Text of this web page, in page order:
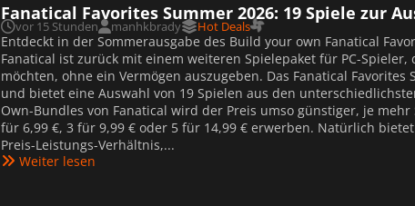
Fanatical Favorites Summer 2026: 19 Spiele zur
vor 15 Stunden manhkbrady Hot Deals
Entdeckt in der Sommerausgabe des Build your own Fanatical
Fanatical ist zurück mit einem weiteren Spielepaket für PC-
möchten, ohne ein Vermögen auszugeben. Das Fanatical
und bietet eine Auswahl von 19 Spielen aus den
Own-Bundles von Fanatical wird der Preis umso günstiger, je
für 6,99 €, 3 für 9,99 € oder 5 für 14,99 € erwerben. Natürlich
Preis-Leistungs-Verhältnis,...
Weiter lesen